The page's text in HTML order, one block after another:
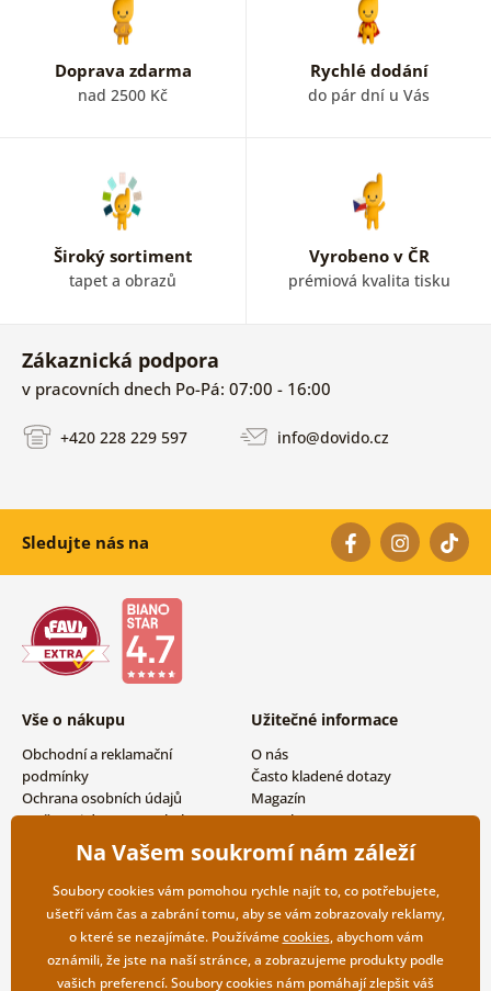
Doprava zdarma
nad 2500 Kč
Rychlé dodání
do pár dní u Vás
Široký sortiment
tapet a obrazů
Vyrobeno v ČR
prémiová kvalita tisku
Zákaznická podpora
v pracovních dnech Po-Pá: 07:00 - 16:00
+420 228 229 597 info@dovido.cz
Sledujte nás na
Vše o nákupu
Obchodní a reklamační
podmínky
Ochrana osobních údajů
Možnosti dopravy a platby
Vrácení zboží
Užitečné informace
O nás
Často kladené dotazy
Magazín
Kontakty
Velkoobchodní spolupráce
Na Vašem soukromí nám záleží
Soubory cookies vám pomohou rychle najít to, co potřebujete,
ušetří vám čas a zabrání tomu, aby se vám zobrazovaly reklamy,
o které se nezajímáte. Používámecookies, abychom vám
oznámili, že jste na naší stránce, a zobrazujeme produkty podle
vašich preferencí. Soubory cookies nám pomáhají zlepšit váš